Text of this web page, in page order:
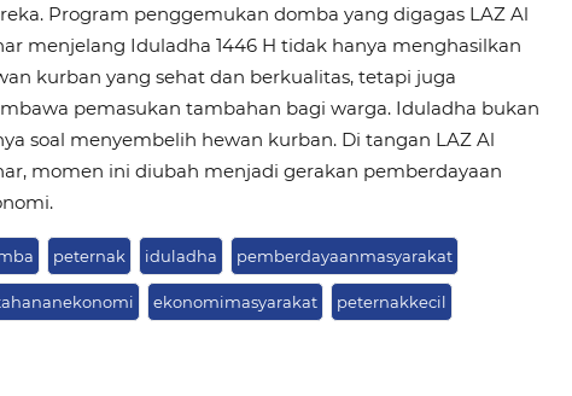
Program penggemukan domba yang digagas LAZ Al
menjelang Iduladha 1446 H tidak hanya menghasilkan
kurban yang sehat dan berkualitas, tetapi juga
pemasukan tambahan bagi warga. Iduladha bukan
soal menyembelih hewan kurban. Di tangan LAZ Al
momen ini diubah menjadi gerakan pemberdayaan
peternak iduladha pemberdayaanmasyarakat
ekonomimasyarakat peternakkecil